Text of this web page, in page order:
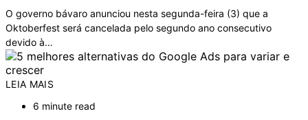
O governo bávaro anunciou nesta segunda-feira (3) que a
Oktoberfest será cancelada pelo segundo ano consecutivo
devido à…
LEIA MAIS
6 minute read